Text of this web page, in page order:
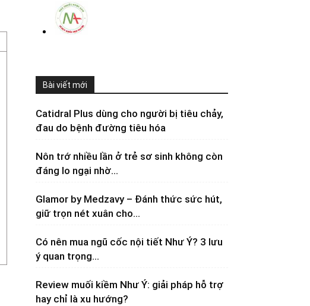
Bài viết mới
Catidral Plus dùng cho người bị tiêu chảy,
đau do bệnh đường tiêu hóa
Nôn trớ nhiều lần ở trẻ sơ sinh không còn
đáng lo ngại nhờ...
Glamor by Medzavy – Đánh thức sức hút,
giữ trọn nét xuân cho...
Có nên mua ngũ cốc nội tiết Như Ý? 3 lưu
ý quan trọng...
Review muối kiềm Như Ý: giải pháp hỗ trợ
hay chỉ là xu hướng?